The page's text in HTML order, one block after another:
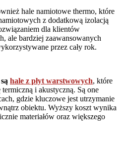
hale namiotowe thermo, które
z dodatkową izolacją
dla klientów
ale bardziej zaawansowanych
przez cały rok.
hale z płyt warstwowych, które
i akustyczną. Są one
gdzie kluczowe jest utrzymanie
obiektu. Wyższy koszt wynika
materiałów oraz większego